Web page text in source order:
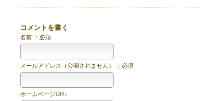
コメントを書く
名前 ：必須
メールアドレス（公開されません） ：必須
ホームページURL